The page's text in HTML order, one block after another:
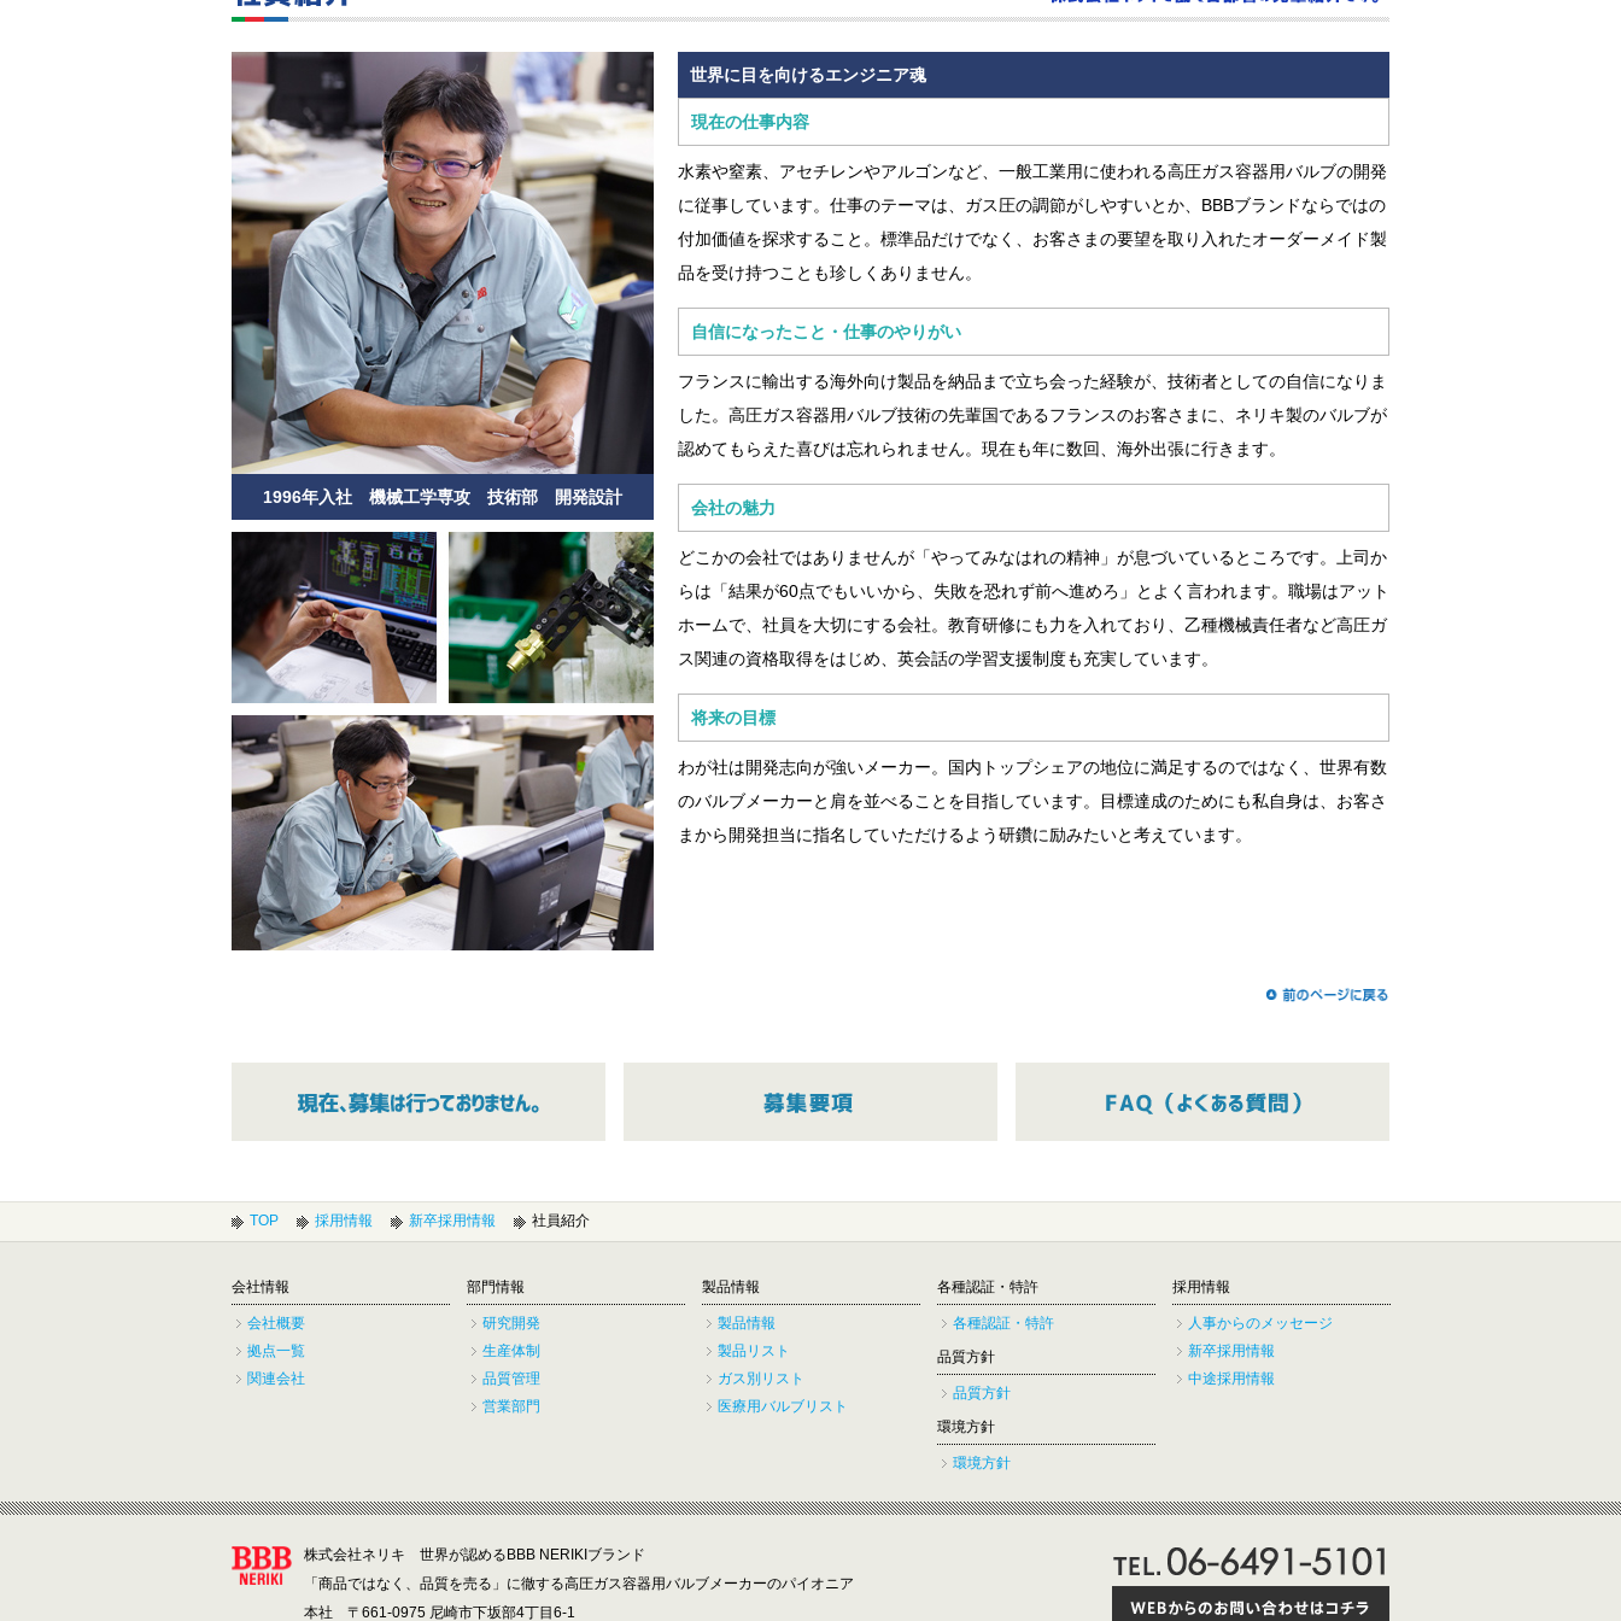
1996年入社 機械工学専攻 技術部 開発設計
世界に目を向けるエンジニア魂
現在の仕事内容
水素や窒素、アセチレンやアルゴンなど、一般工業用に使われる高圧ガス容器用バルブの開発
に従事しています。仕事のテーマは、ガス圧の調節がしやすいとか、BBBブランドならではの
付加価値を探求すること。標準品だけでなく、お客さまの要望を取り入れたオーダーメイド製
品を受け持つことも珍しくありません。
自信になったこと・仕事のやりがい
フランスに輸出する海外向け製品を納品まで立ち会った経験が、技術者としての自信になりま
した。高圧ガス容器用バルブ技術の先輩国であるフランスのお客さまに、ネリキ製のバルブが
認めてもらえた喜びは忘れられません。現在も年に数回、海外出張に行きます。
会社の魅力
どこかの会社ではありませんが「やってみなはれの精神」が息づいているところです。上司か
らは「結果が60点でもいいから、失敗を恐れず前へ進めろ」とよく言われます。職場はアット
ホームで、社員を大切にする会社。教育研修にも力を入れており、乙種機械責任者など高圧ガ
ス関連の資格取得をはじめ、英会話の学習支援制度も充実しています。
将来の目標
わが社は開発志向が強いメーカー。国内トップシェアの地位に満足するのではなく、世界有数
のバルブメーカーと肩を並べることを目指しています。目標達成のためにも私自身は、お客さ
まから開発担当に指名していただけるよう研鑽に励みたいと考えています。
TOP 採用情報 新卒採用情報 社員紹介
会社情報
会社概要
拠点一覧
関連会社
部門情報
研究開発
生産体制
品質管理
営業部門
製品情報
製品情報
製品リスト
ガス別リスト
医療用バルブリスト
各種認証・特許
各種認証・特許
品質方針
品質方針
環境方針
環境方針
採用情報
人事からのメッセージ
新卒採用情報
中途採用情報
株式会社ネリキ 世界が認めるBBB NERIKIブランド
「商品ではなく、品質を売る」に徹する高圧ガス容器用バルブメーカーのパイオニア
本社 〒661-0975 尼崎市下坂部4丁目6-1